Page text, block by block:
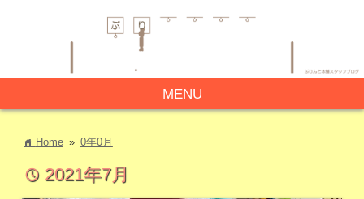
MENU
home Home » 0年0月
time 2021年7月